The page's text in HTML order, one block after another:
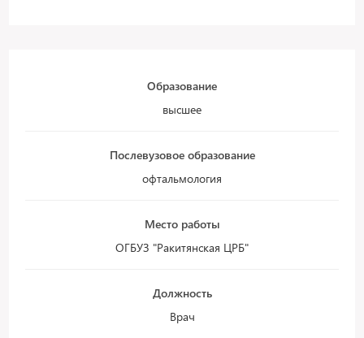
Образование
высшее
Послевузовое образование
офтальмология
Место работы
ОГБУЗ "Ракитянская ЦРБ"
Должность
Врач